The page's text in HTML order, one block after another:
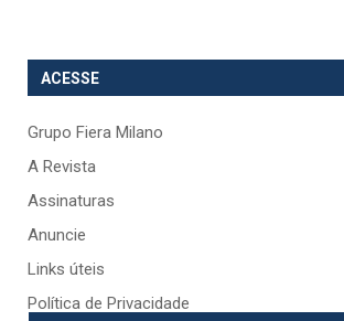
ACESSE
Grupo Fiera Milano
A Revista
Assinaturas
Anuncie
Links úteis
Política de Privacidade